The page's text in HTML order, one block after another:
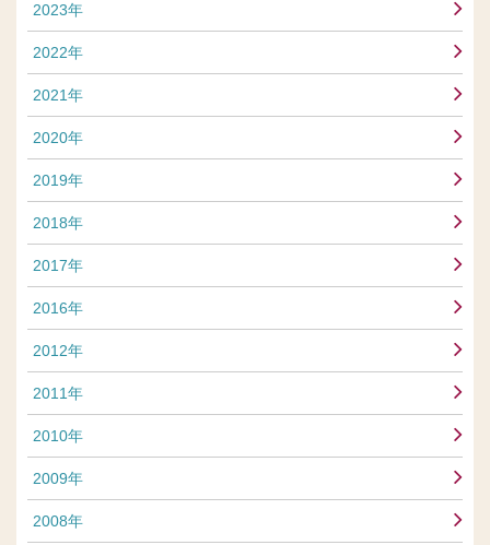
2023年
2022年
2021年
2020年
2019年
2018年
2017年
2016年
2012年
2011年
2010年
2009年
2008年